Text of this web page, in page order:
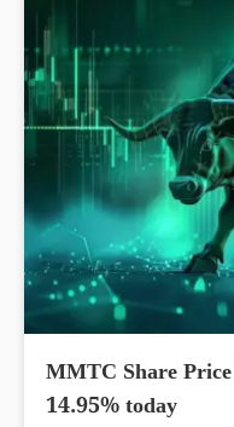
MMTC Share
14.95% today